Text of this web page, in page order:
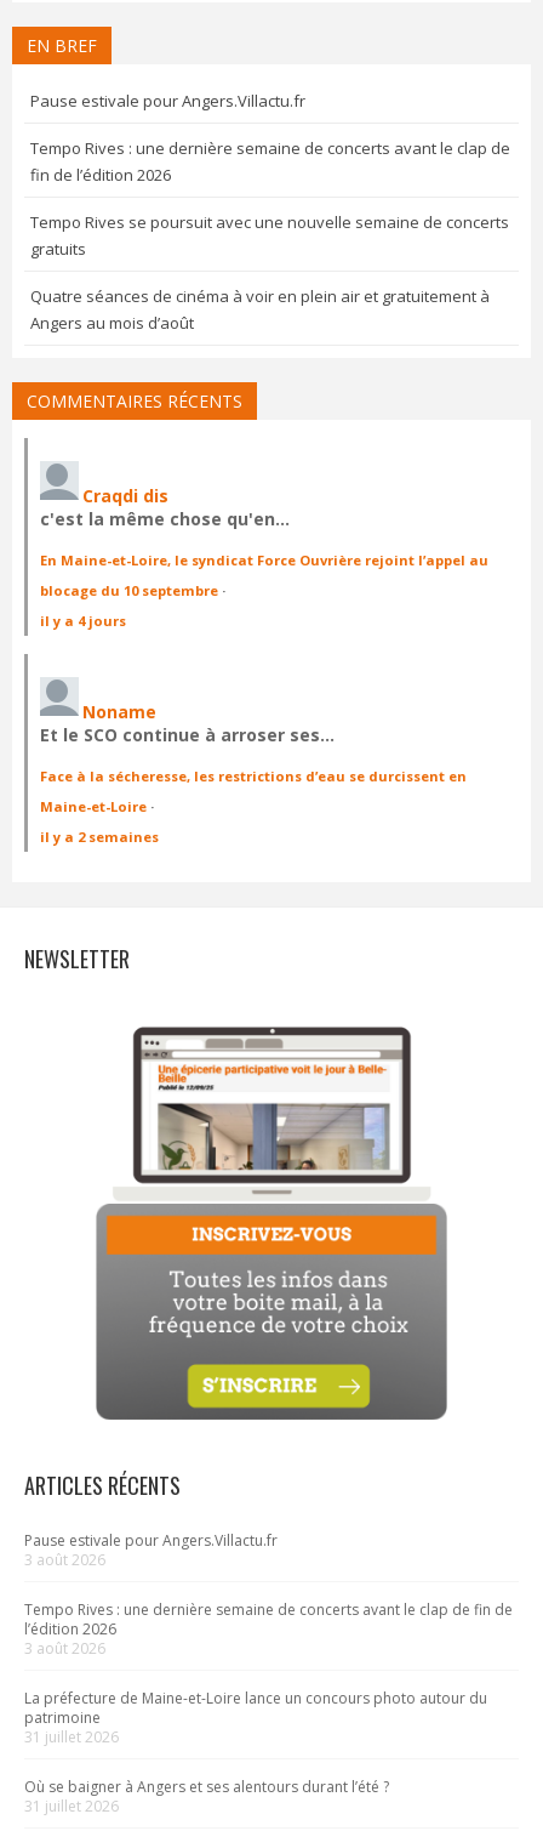
EN BREF
Pause estivale pour Angers.Villactu.fr
Tempo Rives : une dernière semaine de concerts avant le clap de
fin de l’édition 2026
Tempo Rives se poursuit avec une nouvelle semaine de concerts
gratuits
Quatre séances de cinéma à voir en plein air et gratuitement à
Angers au mois d’août
COMMENTAIRES RÉCENTS
Craqdi dis
c'est la même chose qu'en…
En Maine-et-Loire, le syndicat Force Ouvrière rejoint l’appel au
blocage du 10 septembre ·
il y a 4 jours
Noname
Et le SCO continue à arroser ses…
Face à la sécheresse, les restrictions d’eau se durcissent en
Maine-et-Loire ·
il y a 2 semaines
NEWSLETTER
ARTICLES RÉCENTS
Pause estivale pour Angers.Villactu.fr
3 août 2026
Tempo Rives : une dernière semaine de concerts avant le clap de fin de
l’édition 2026
3 août 2026
La préfecture de Maine-et-Loire lance un concours photo autour du
patrimoine
31 juillet 2026
Où se baigner à Angers et ses alentours durant l’été ?
31 juillet 2026